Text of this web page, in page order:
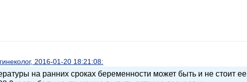
2016-01-20 18:21:08:
на ранних сроках беременности может быть и не стоит ее